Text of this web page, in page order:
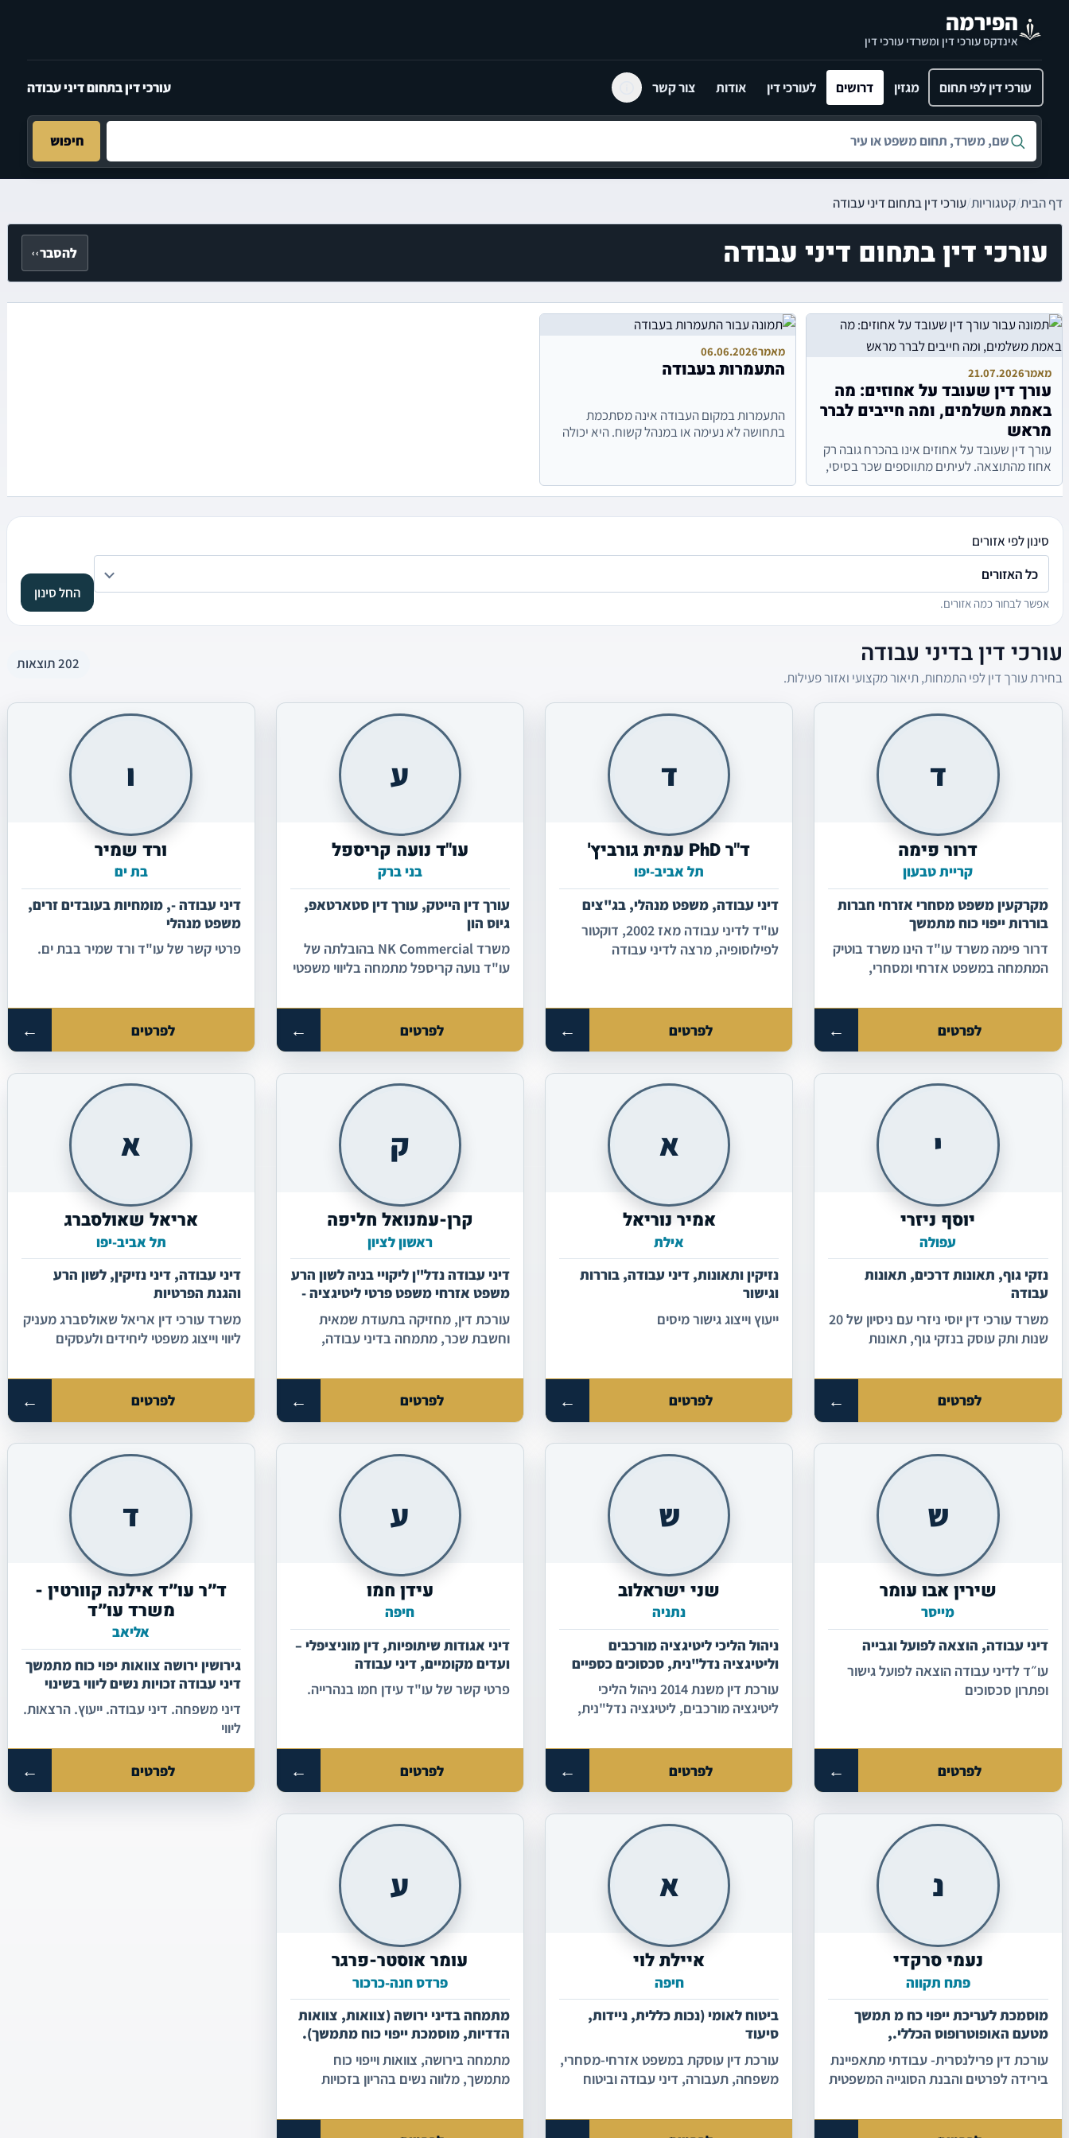
הפירמה
אינדקס עורכי דין ומשרדי עורכי דין
עורכי דין לפי תחום מגזין דרושים לעורכי דין אודות צור קשר עורכי דין בתחום דיני עבודה
חיפוש לפי שם, משרד, תחום משפט או עיר
חיפוש
דף הבית/קטגוריות/עורכי דין בתחום דיני עבודה
עורכי דין בתחום דיני עבודה ‹‹להסבר
מאמר21.07.2026
עורך דין שעובד על אחוזים: מה
באמת משלמים, ומה חייבים לברר
מראש
עורך דין שעובד על אחוזים אינו בהכרח גובה רק
אחוז מהתוצאה. לעיתים מתווספים שכר בסיסי,
תשלומים לפי שלבים, הוצאות ושכר טרחה...
מאמר06.06.2026
התעמרות בעבודה
התעמרות במקום העבודה אינה מסתכמת
בתחושה לא נעימה או במנהל קשוח. היא יכולה
סינון לפי אזורים
כל האזורים
אפשר לבחור כמה אזורים.
החל סינון
עורכי דין בדיני עבודה
בחירת עורך דין לפי התמחות, תיאור מקצועי ואזור פעילות.
202 תוצאות
ד
דרור פימה
קריית טבעון
מקרקעין משפט מסחרי אזרחי חברות
בוררות ייפוי כוח מתמשך
דרור פימה משרד עו"ד הינו משרד בוטיק
המתמחה במשפט אזרחי ומסחרי,
ובוררויות.
לפרטים
←
ד
ד"ר PhD עמית גורביץ'
תל אביב-יפו
דיני עבודה, משפט מנהלי, בג"צים
עו"ד לדיני עבודה מאז 2002, דוקטור
לפילוסופיה, מרצה לדיני עבודה
לפרטים ←
ע
עו"ד נועה קריספל
בני ברק
עורך דין הייטק, עורך דין סטארטאפ,
גיוס הון
משרד NK Commercial בהובלתה של
עו"ד נועה קריספל מתמחה בליווי משפטי
ממשקיעים, הסכמי מייסדים, חוזים
מסחריים ועוד. המשרד מהמובילים
עסקאות גיוס מוצלחות.
לפרטים ←
ו
ורד שמיר
בת ים
דיני עבודה -, מומחיות בעובדים זרים,
משפט מנהלי
פרטי קשר של עו"ד ורד שמיר בבת ים.
לפרטים ←
י
יוסף ניזרי
עפולה
נזקי גוף, תאונות דרכים, תאונות
עבודה
משרד עורכי דין יוסי ניזרי עם ניסיון של 20
שנות ותק עוסק בנזקי גוף, תאונות
ביטוח לאומי, חדלות פירעון , דיני עבודה
ומשפט אזרחי כללי
לפרטים ←
א
אמיר נוריאל
אילת
נזיקין ותאונות, דיני עבודה, בוררות
וגישור
ייעוץ וייצוג גישור מיסים
לפרטים ←
ק
קרן-עמנואל חליפה
ראשון לציון
דיני עבודה נדל"ן ליקויי בניה לשון הרע
משפט אזרחי משפט פרטי ליטיגציה -
ניהול סכסוכים בבית המשפט
עורכת דין, מחזיקה בתעודת שמאית
וחשבת שכר, מתמחה בדיני עבודה,
לפרטים ←
א
אריאל שאולסברג
תל אביב-יפו
דיני עבודה, דיני נזיקין, לשון הרע
והגנת הפרטיות
משרד עורכי דין אריאל שאולסברג מעניק
ליווי וייצוג משפטי ליחידים ולעסקים
חוזים מסחריים, מקרקעין, צוואות וירושות
וייפוי כוח מתמשך, במקצועיות וביחס
לפרטים ←
ש
שירין אבו עומר
מייסר
דיני עבודה, הוצאה לפועל וגבייה
עו״ד לדיני עבודה הוצאה לפועל גישור
ופתרון סכסוכים
לפרטים ←
ש
שני ישראלוב
נתניה
ניהול הליכי ליטיגציה מורכבים
וליטיגציה נדל"נית, סכסוכים כספיים
או חוזיים, אכיפת הסכמיםעורכת דין משנת 2014 ניהול הליכי
ליטיגציה מורכבים, ליטיגציה נדל"נית,
במסירה, מחלוקות כספיות-חוזיות, דיני
עבודה, לשון הרע, גביית חובות
לפרטים ←
ע
עידן חמו
חיפה
דיני אגודות שיתופיות, דין מוניציפלי –
ועדים מקומיים, דיני עבודה
פרטי קשר של עו"ד עידן חמו בנהרייה.
לפרטים ←
ד
ד״ר עו״ד אילנה קוורטין -
משרד עו״ד
אליאב
גירושין ירושה צוואות יפוי כוח מתמשך
דיני עבודה זכויות נשים ליווי בשינוי
חברתי הרצאות ייעוץ כללי
דיני משפחה. דיני עבודה. ייעוץ. הרצאות.
ליווי
לפרטים ←
נ
נעמי סרקדי
פתח תקווה
מוסמכת לעריכת ייפוי כח מ תמשך
מטעם האופוטרופוס הכללי.,
השתלמות והכשרה מקיפה בתחום
תעבורה מינהלי.
עורכת דין פרילנסרית- עבודתי מתאפיינת
בירידה לפרטים והבנת הסוגייה המשפטית
אישית ומדוייקת לכל לקוח , כאשר הדגש
א
איילת לוי
חיפה
ביטוח לאומי (נכות כללית, ניידות,
סיעוד
עורכת דין עוסקת במשפט אזרחי-מסחרי,
משפחה, תעבורה, דיני עבודה וביטוח
ע
עומר אוסטר-פרגר
פרדס חנה-כרכור
מתמחה בדיני ירושה (צוואות, צוואות
הדדיות, מוסמכת ייפוי כוח מתמשך).
מתמחה בזכויות נשים בהריון מתמחה
בדיני נדלן
מתמחה בירושה, צוואות וייפוי כוח
מתמשך, מלווה נשים בהריון בזכויות
מאמינה בליווי אישי ובתקשורת פתוחה